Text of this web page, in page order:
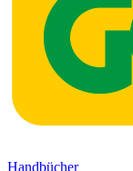
Handbücher